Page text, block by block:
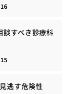
談すべき診療科
逃す危険性